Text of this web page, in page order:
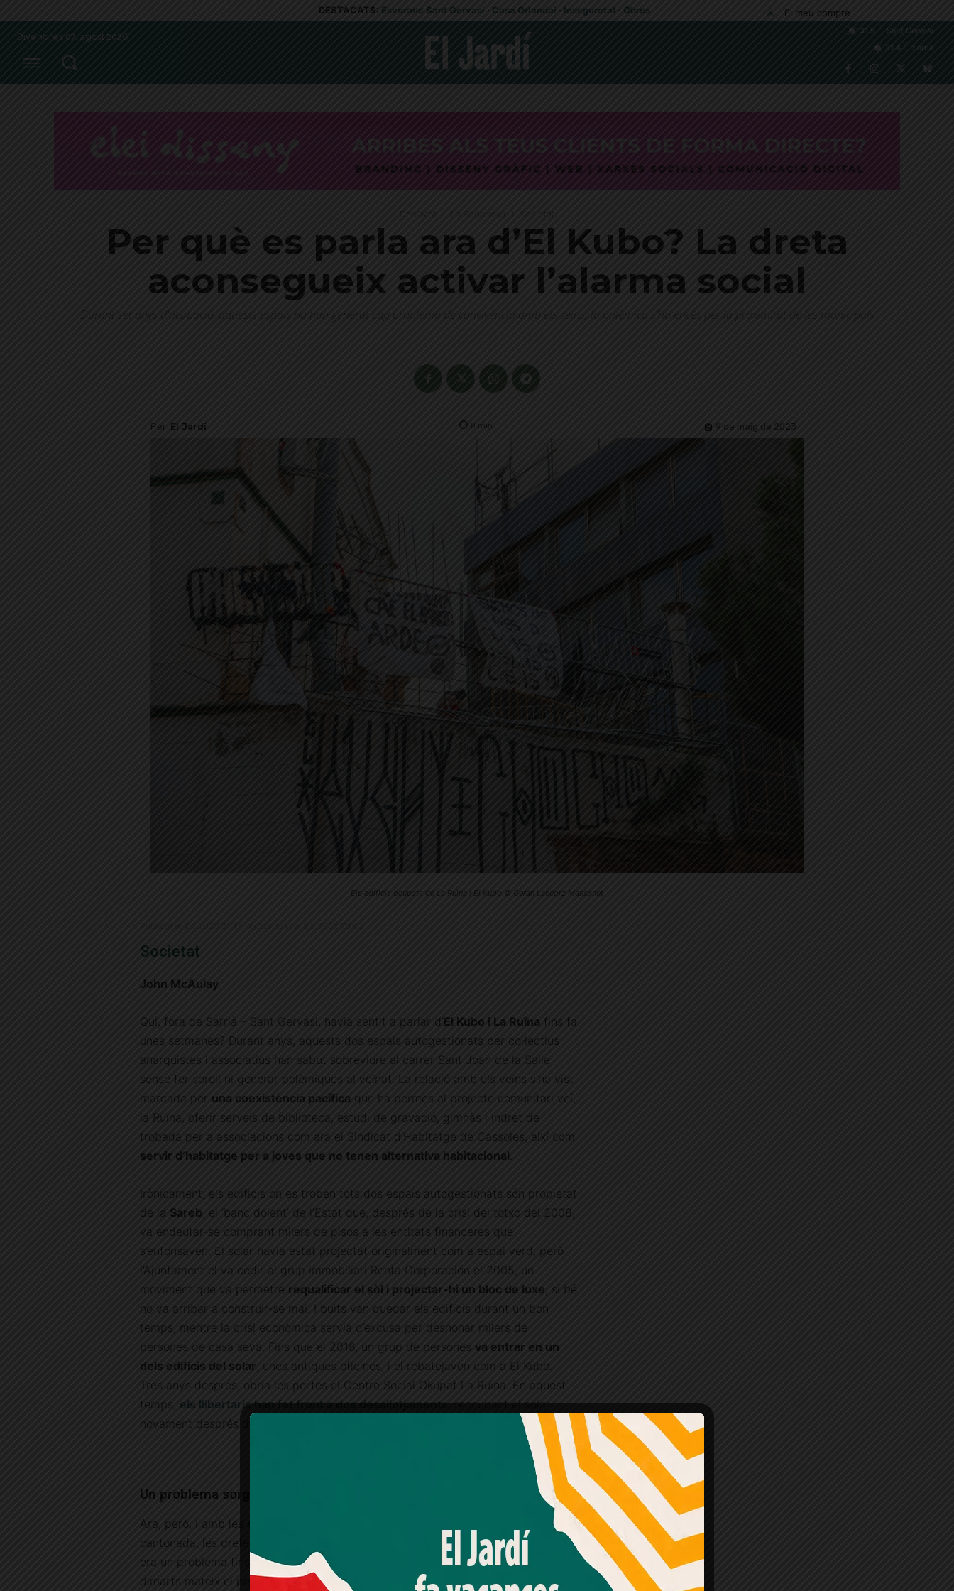
DESTACATS: Esvoranc Sant Gervasi · Casa Orlandai · Inseguretat · Obres El meu compte
Divendres 07, agost 2026
31.5
Sant Gervasi
31.4
Sarrià
Per què es parla ara d’El Kubo? La dreta
aconsegueix activar l’alarma social
Durant set anys d'ocupació, aquests espais no han generat cap problema de convivència amb els veïns; la polèmica s'ha encès per la proximitat de les municipals
Per El Jardí 8 min. 9 de maig de 2023
Els edificis ocupats de La Ruïna i El Kubo © Geran Lascorz Massanet
Societat
John McAulay
Qui, fora de Sarrià – Sant Gervasi, havia sentit a parlar d’El Kubo i La Ruïna fins fa
unes setmanes? Durant anys, aquests dos espais autogestionats per col·lectius
anarquistes i associatius han sabut sobreviure al carrer Sant Joan de la Salle
sense fer soroll ni generar polèmiques al veïnat. La relació amb els veïns s’ha vist
marcada per una coexistència pacífica que ha permès al projecte comunitari veí,
la Ruïna, oferir serveis de biblioteca, estudi de gravació, gimnàs i indret de
trobada per a associacions com ara el Sindicat d’Habitatge de Cassoles, així com
servir d’habitatge per a joves que no tenen alternativa habitacional .
Irònicament, els edificis on es troben tots dos espais autogestionats són propietat
de la Sareb , el ‘banc dolent’ de l’Estat que, després de la crisi del totxo del 2008,
va endeutar-se comprant milers de pisos a les entitats financeres que
s’enfonsaven. El solar havia estat projectat originalment com a espai verd, però
l’Ajuntament el va cedir al grup immobiliari Renta Corporación el 2005, un
moviment que va permetre requalificar el sòl i projectar-hi un bloc de luxe , si bé
no va arribar a construir-se mai. I buits van quedar els edificis durant un bon
temps, mentre la crisi econòmica servia d’excusa per desnonar milers de
persones de casa seva. Fins que el 2016, un grup de persones va entrar en un
dels edificis del solar , unes antigues oficines, i el rebatejaven com a El Kubo.
Tres anys després, obria les portes el Centre Social Okupat La Ruïna. En aquest
temps, els llibertaris han fet front a dos desallotjaments, reocupant el solar
novament després de cada ocasió.
Un problema sorgit del no-res
Ara, però, i amb les
del pròxim 28 de maig a la volta de la
cantonada, les dretes polítiques han decidit agitar el niu d’abelles. Que El Kubo no
era un problema fins ara ho certifiquen també les declaracions que ha fet aquest
dimarts mateix el president de l’
Associació de Veïns de la Bonanova, Josep
Amb el seu acord, nosaltres fem servir galetes o
tecnologies similars per emmagatzemar, accedir i
processar dades personals com la seva visita a aquest lloc
web. Pot retirar el seu consentiment o oposar-se al
processament de dades basat en interessos legítims en
qualsevol moment fent clic a "Ajustos de cookies" o a la
nostra Política de privacitat en aquest lloc web. Si cliques
"acceptar" dones el teu consentiment